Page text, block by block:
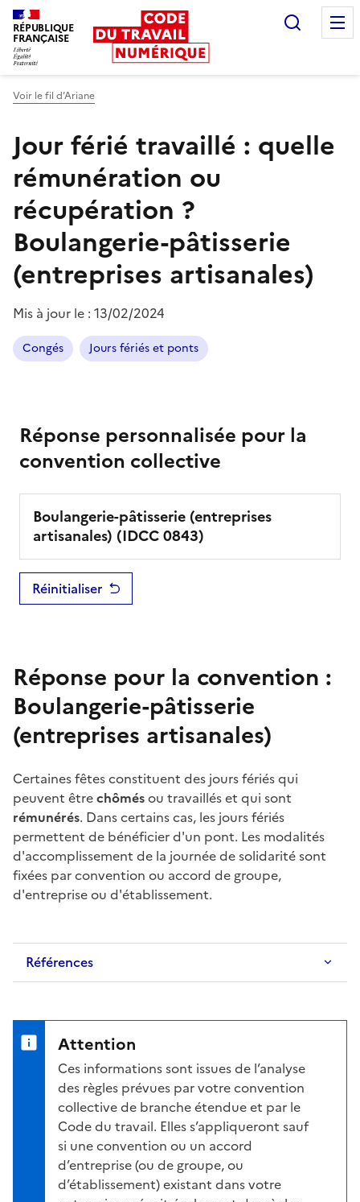
RÉPUBLIQUE
FRANÇAISE
Voir le fil d’Ariane
Jour férié travaillé : quelle
rémunération ou
récupération ?
Boulangerie-pâtisserie
(entreprises artisanales)
Mis à jour le : 13/02/2024
Congés Jours fériés et ponts
Réponse personnalisée pour la
convention collective
Boulangerie-pâtisserie (entreprises
artisanales) (IDCC0843)
Réinitialiser
Réponse pour la convention :
Boulangerie-pâtisserie
(entreprises artisanales)
Certaines fêtes constituent des jours fériésqui
peuvent êtrechômésou travaillés et qui sont
rémunérés. Dans certains cas, les jours fériés
permettent de bénéficier d'un pont. Les modalités
d'accomplissement de la journée de solidaritésont
fixées par convention ou accord de groupe,
d'entreprise ou d'établissement.
Références
Attention
Ces informations sont issues de l’analyse
des règles prévues par votre convention
collective de branche étendue et par le
Code du travail. Elles s’appliqueront sauf
si une convention ou un accord
d’entreprise (ou de groupe, ou
d’établissement) existant dans votre